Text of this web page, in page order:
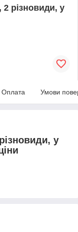
різновиди, у
Оплата Умови
у